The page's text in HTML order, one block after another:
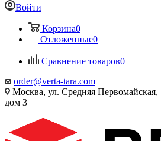
Войти
Корзина0
Отложенные0
Сравнение товаров0
order@verta-tara.com
Москва, ул. Средняя Первомайская,
дом 3